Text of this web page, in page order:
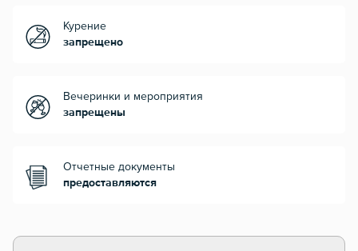
Курение
запрещено
Вечеринки и мероприятия
запрещены
Отчетные документы
предоставляются